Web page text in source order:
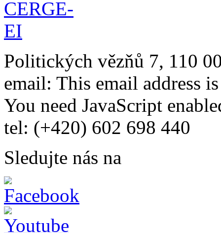
Politických vězňů 7, 110
email: This email address
You need JavaScript
tel: (+420) 602 698 440
Sledujte nás na